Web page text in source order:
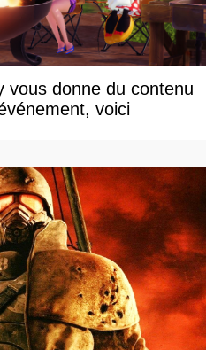
vous donne du contenu
voici